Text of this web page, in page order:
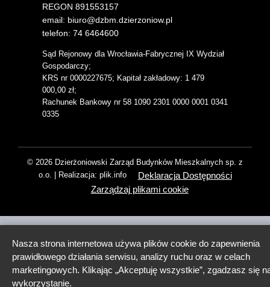
REGON 891553157
email: biuro@dzbm.dzierzoniow.pl
telefon: 74 6464600
Sąd Rejonowy dla Wrocławia-Fabrycznej IX Wydział
Gospodarczy;
KRS nr 0000227675; Kapitał zakładowy: 1 479
000,00 zł;
Rachunek Bankowy nr 58 1090 2301 0000 0001 0341
0335
© 2026 Dzierżoniowski Zarząd Budynków Mieszkalnych sp. z
o.o. | Realizacja: plik.info
Deklaracja Dostępności
Zarządzaj plikami cookie
Nasza strona internetowa używa plików cookie do zapewnienia
prawidłowego działania serwisu, analizy ruchu oraz w celach
marketingowych. Klikając „Akceptuję wszystkie”, zgadzasz się
wykorzystanie.